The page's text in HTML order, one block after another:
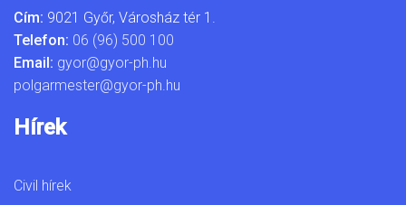
Cím: 9021 Győr, Városház tér 1.
Telefon: 06 (96) 500 100
Email: gyor@gyor-ph.hu
polgarmester@gyor-ph.hu
Hírek
Civil hírek